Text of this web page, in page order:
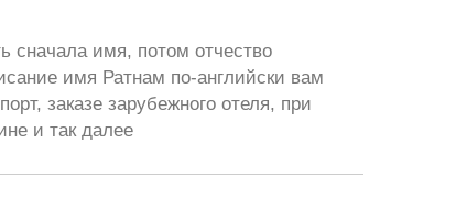
сначала имя, потом отчество
имя Ратнам по-английски вам
заказе зарубежного отеля, при
и так далее